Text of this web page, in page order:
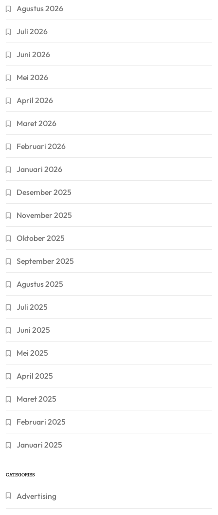
Agustus 2026
Juli 2026
Juni 2026
Mei 2026
April 2026
Maret 2026
Februari 2026
Januari 2026
Desember 2025
November 2025
Oktober 2025
September 2025
Agustus 2025
Juli 2025
Juni 2025
Mei 2025
April 2025
Maret 2025
Februari 2025
Januari 2025
CATEGORIES
Advertising